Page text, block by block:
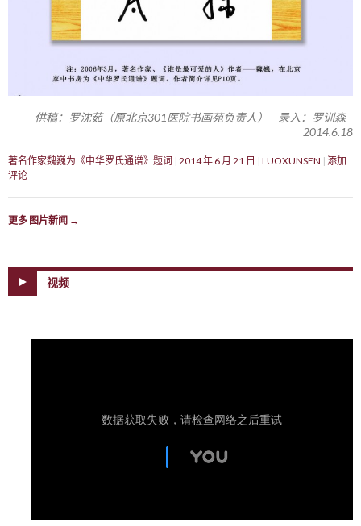
供稿：罗沈茹（原北京301医院书画苑负责人） 录入：罗训森
2014.6.18
著名作家魏巍为《中华罗氏通谱》题词 2014 年 6 月 21 日 LUOXUNSEN 添加
评论
更多 图片新闻 →
视频